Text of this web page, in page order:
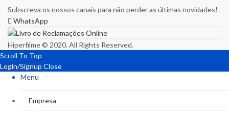
Subscreva os nossos canais para não perder as últimas novidades!
WhatsApp
Hiperfilme © 2020. All Rights Reserved.
Scroll To Top
Login/Signup Close
Menu
Empresa